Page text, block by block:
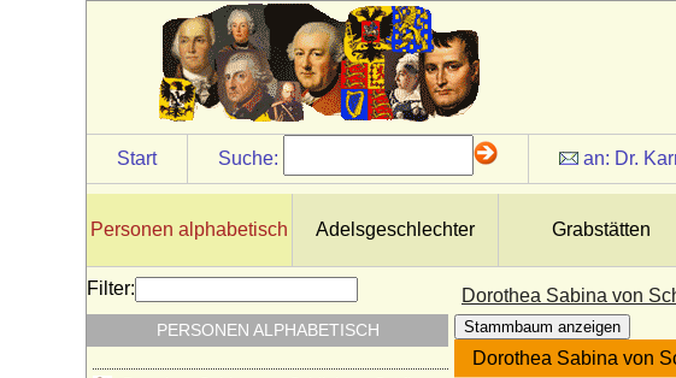
Start Suche: an: Dr.
Personen alphabetisch Adelsgeschlechter Grabstätten
Dorothea Sabina von
Stammbaum anzeigen
Dorothea Sabina von
Filter:
PERSONEN ALPHABETISCH
Dorothea Regina von Düringshofen
* 01.02.1706; + 03.08.1737
Dorothea Regina Wuther (geadelt als Frau
von Carlowitz)
* ?; + ?
Dorothea Renata von Zinzendorf und
Dorothea Reuss von Plauen
* 28.10.1570; + 02.12.1631
Dorothea Riedesel von Bellersheim
* ?; + nach 25.03.1610
Dorothea Sabina von Arnim
* 08.04.1707; + 11.10.1738